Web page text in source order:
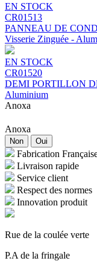
EN STOCK
CR01513
PANNEAU DE
Visserie Zinguée -
EN STOCK
CR01520
DEMI PORTILLON
Aluminium
Anoxa
Anoxa
Non Oui
Fabrication
Livraison rapide
Service client
Respect des normes
Innovation produit
Rue de la coulée verte
P.A de la fringale